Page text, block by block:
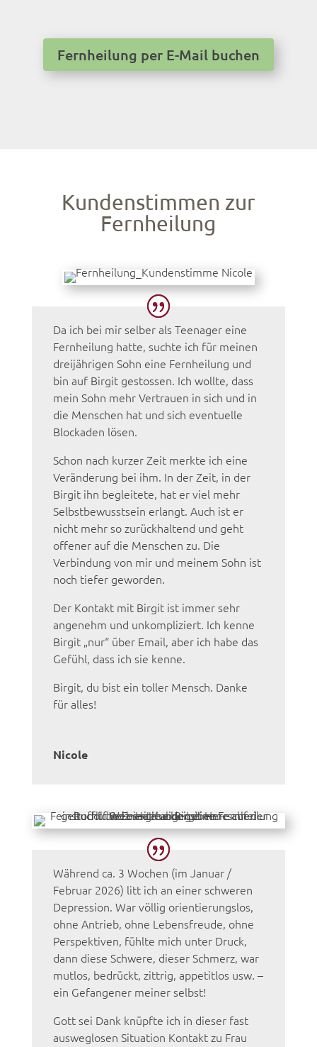
Fernheilung per E-Mail buchen
Kundenstimmen zur
Fernheilung
Da ich bei mir selber als Teenager eine
Fernheilung hatte, suchte ich für meinen
dreijährigen Sohn eine Fernheilung und
bin auf Birgit gestossen. Ich wollte, dass
mein Sohn mehr Vertrauen in sich und in
die Menschen hat und sich eventuelle
Blockaden lösen.
Schon nach kurzer Zeit merkte ich eine
Veränderung bei ihm. In der Zeit, in der
Birgit ihn begleitete, hat er viel mehr
Selbstbewusstsein erlangt. Auch ist er
nicht mehr so zurückhaltend und geht
offener auf die Menschen zu. Die
Verbindung von mir und meinem Sohn ist
noch tiefer geworden.
Der Kontakt mit Birgit ist immer sehr
angenehm und unkompliziert. Ich kenne
Birgit „nur“ über Email, aber ich habe das
Gefühl, dass ich sie kenne.
Birgit, du bist ein toller Mensch. Danke
für alles!
Nicole
Während ca. 3 Wochen (im Januar /
Februar 2026) litt ich an einer schweren
Depression. War völlig orientierungslos,
ohne Antrieb, ohne Lebensfreude, ohne
Perspektiven, fühlte mich unter Druck,
dann diese Schwere, dieser Schmerz, war
mutlos, bedrückt, zittrig, appetitlos usw. –
ein Gefangener meiner selbst!
Gott sei Dank knüpfte ich in dieser fast
ausweglosen Situation Kontakt zu Frau